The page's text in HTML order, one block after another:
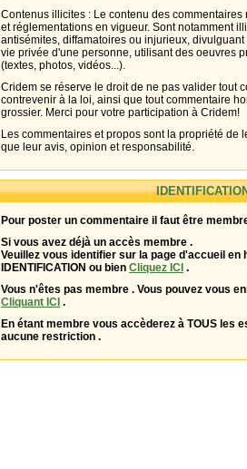
Contenus illicites : Le contenu des
et réglementations en vigueur. Sont notamment
antisémites, diffamatoires ou injurieux,
vie privée d'une personne, utilisant des oeuvres
(textes, photos, vidéos...).
Cridem se réserve le droit de ne pas valider tout
contrevenir à la loi, ainsi que tout commentaire
grossier. Merci pour votre participation à Cridem!
Les commentaires et propos sont la propriété de
que leur avis, opinion et responsabilité.
Pour poster un commentaire il faut être
Si vous avez déjà un accès membre .
Veuillez vous identifier sur la page d'accueil en
IDENTIFICATION ou bien Cliquez ICI .
Vous n'êtes pas membre . Vous pouvez vous
Cliquant ICI .
En étant membre vous accèderez à TOUS les
aucune restriction .